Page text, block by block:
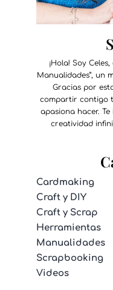
¡Hola! Soy
Manualidades”, un
Gracias por
compartir contigo
apasiona hacer.
creatividad
Cardmaking
Craft y DIY
Craft y Scrap
Herramientas
Manualidades
Scrapbooking
Videos